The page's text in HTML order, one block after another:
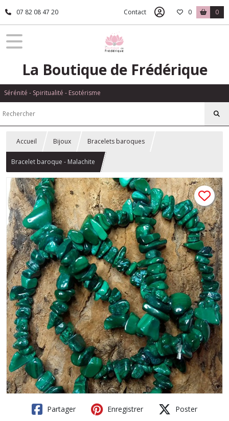
07 82 08 47 20 Contact 0 0
La Boutique de Frédérique
Sérénité - Spiritualité - Esotérisme
Accueil Bijoux Bracelets baroques
Bracelet baroque - Malachite
Partager Enregistrer Poster